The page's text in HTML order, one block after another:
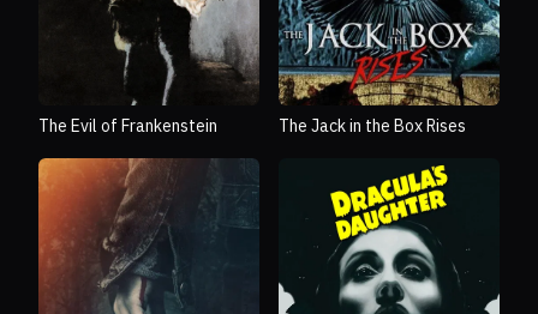
The Evil of Frankenstein The Jack in the Box Rises